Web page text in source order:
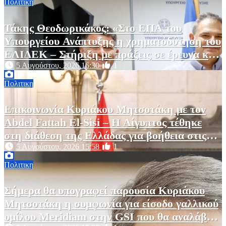
Πολιτικη
Τάκης Θεοδωρικάκος: «Στο ΕΠΑ του
Υπουργείου Ανάπτυξης η χρηματοδότηση του
ΕΛΙΔΕΚ – Στήριξη με πράξεις σε έρευνα και
καινοτομία»
5 Αυγούστου, 2026 16:30 1
Πολιτικη
Επικοινωνία Κυριάκου Μητσοτάκη με τον
Abdel Fattah El-Sisi – Η Αίγυπτος τέθηκε
στη διάθεση της Ελλάδας για βοήθεια στις
φωτιές
5 Αυγούστου, 2026 15:58 1
Πολιτικη
Σήμερα θα υπογραφεί παρουσία Κυριάκου
Μητσοτάκη η συμφωνία για είσοδο γαλλικού
ομίλου Meridiam στην GSI που θα αναλάβει